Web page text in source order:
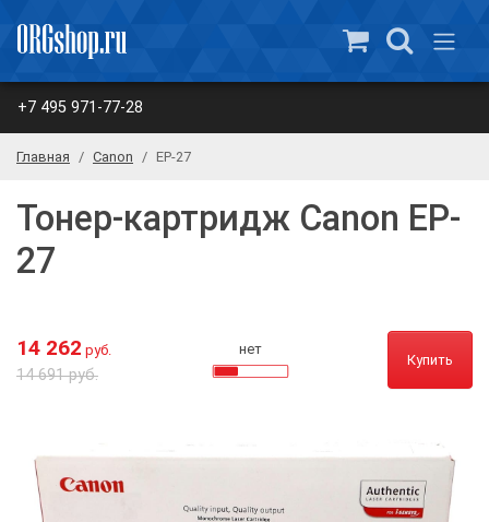
+7 495 971-77-28
Главная Canon EP-27
Тонер-картридж Canon EP-
27
14 262 руб.
14 691 руб.
нет
Купить